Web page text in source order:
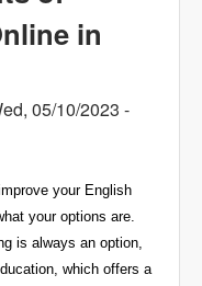
in
05/10/2023 -
your English
your options are.
is always an option,
which offers a